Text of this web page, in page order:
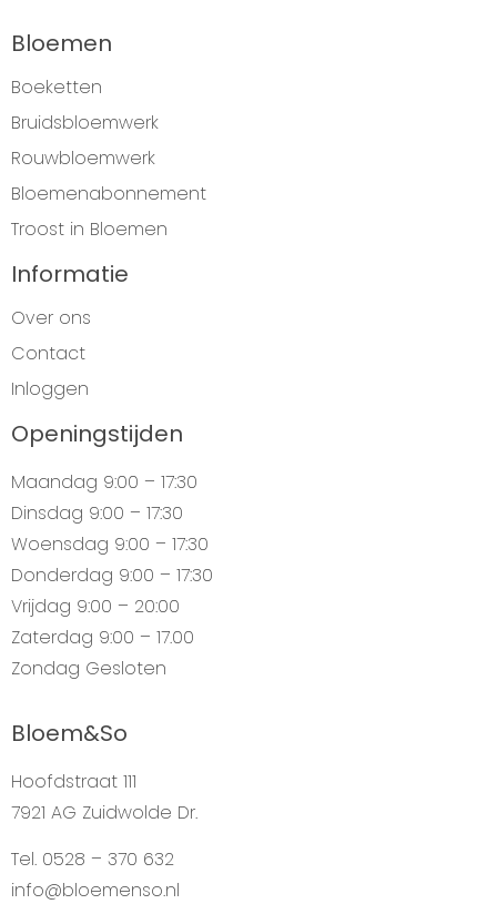
Bloemen
Boeketten
Bruidsbloemwerk
Rouwbloemwerk
Bloemenabonnement
Troost in Bloemen
Informatie
Over ons
Contact
Inloggen
Openingstijden
Maandag 9:00 – 17:30
Dinsdag 9:00 – 17:30
Woensdag 9:00 – 17:30
Donderdag 9:00 – 17:30
Vrijdag 9:00 – 20:00
Zaterdag 9:00 – 17.00
Zondag Gesloten
Bloem&So
Hoofdstraat 111
7921 AG Zuidwolde Dr.
Tel. 0528 – 370 632
info@bloemenso.nl